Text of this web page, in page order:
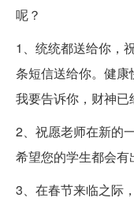
呢？
1、统统都送给你，
条短信送给你。健
我要告诉你，财神已
2、祝愿老师在新的
希望您的学生都会有
3、在春节来临之际